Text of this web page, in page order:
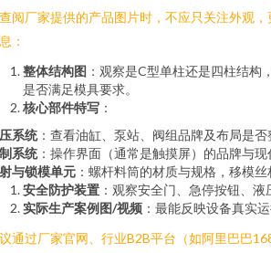
阅厂家提供的产品图片时，不应只关注外观，
：
整体结构图 ：观察是C型单柱还是四柱结构
是否满足模具要求。
核心部件特写 ：
系统：查看油缸、泵站、阀组品牌及布局是否
系统：操作界面（通常是触摸屏）的品牌与现
与锁模单元 ：螺杆料筒的材质与规格，移模丝
安全防护装置 ：观察安全门、急停按钮、
实际生产案例图/视频 ：最能反映设备真实
通过厂家官网、行业B2B平台（如阿里巴巴